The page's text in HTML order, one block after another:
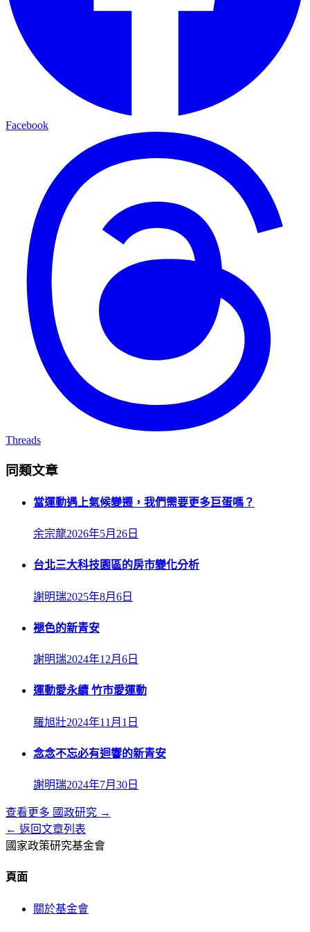
Facebook
Threads
同類文章
當運動遇上氣候變遷，我們需要更多巨蛋嗎？
余宗龍2026年5月26日
台北三大科技園區的房市變化分析
謝明瑞2025年8月6日
褪色的新青安
謝明瑞2024年12月6日
運動愛永續 竹市愛運動
羅旭壯2024年11月1日
念念不忘必有迴響的新青安
謝明瑞2024年7月30日
查看更多 國政研究 →
← 返回文章列表
國家政策研究基金會
頁面
關於基金會